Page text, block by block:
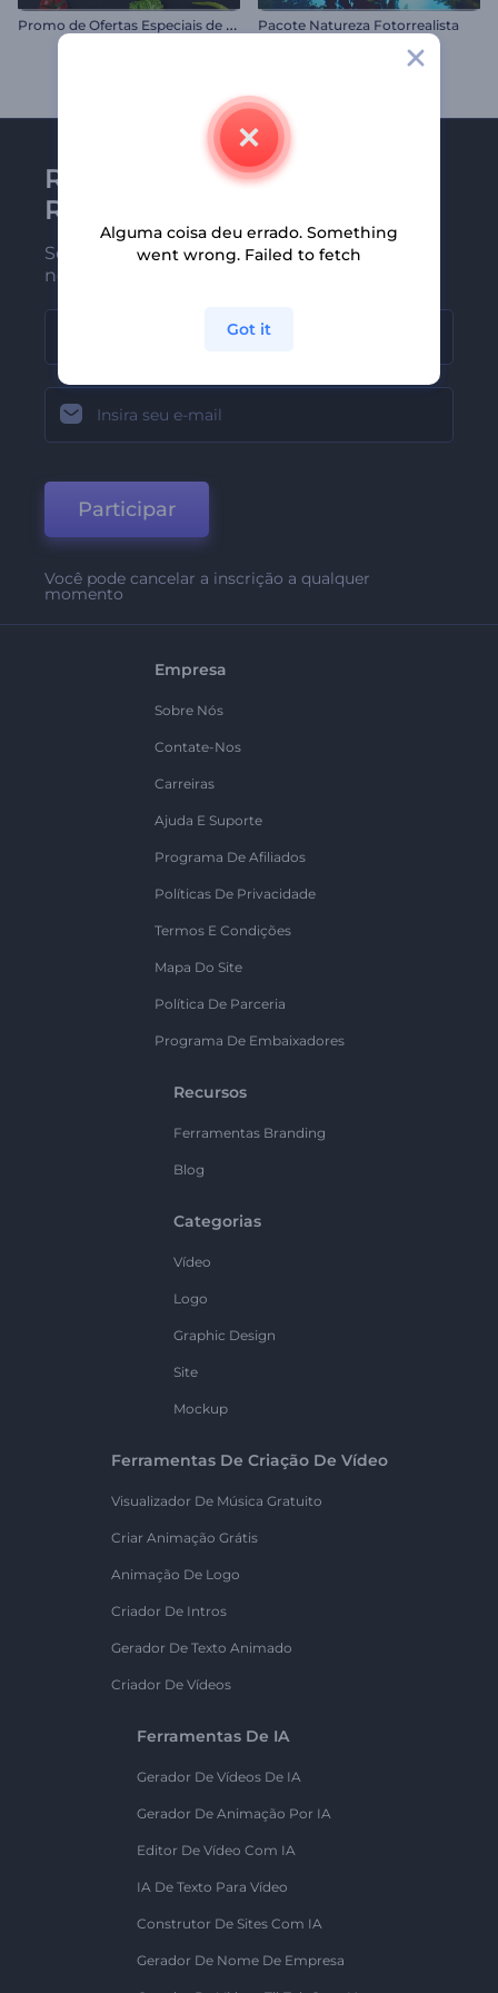
P
romo de Ofertas Especiais de Restaurante Pacote Natureza Fotorrealista
Receba a newsletter da
Renderforest
Seja um dos primeiros a receber
nossas últimas novidades e ofertas
Participar
Você pode cancelar a inscrição a qualquer
momento
Empresa
Sobre Nós
Contate-Nos
Carreiras
Ajuda E Suporte
Programa De Afiliados
Políticas De Privacidade
Termos E Condições
Mapa Do Site
Política De Parceria
Programa De Embaixadores
Recursos
Ferramentas Branding
Blog
Categorias
Vídeo
Logo
Graphic Design
Site
Mockup
Ferramentas De Criação De Vídeo
Visualizador De Música Gratuito
Criar Animação Grátis
Animação De Logo
Criador De Intros
Gerador De Texto Animado
Criador De Vídeos
Ferramentas De IA
Gerador De Vídeos De IA
Gerador De Animação Por IA
Editor De Vídeo Com IA
IA De Texto Para Vídeo
Construtor De Sites Com IA
Gerador De Nome De Empresa
Alguma coisa deu errado. Something
went wrong. Failed to fetch
Got it